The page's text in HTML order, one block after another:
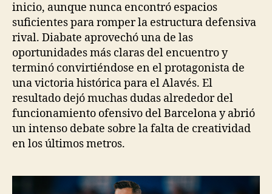
inicio, aunque nunca encontró espacios
suficientes para romper la estructura defensiva
rival. Diabate aprovechó una de las
oportunidades más claras del encuentro y
terminó convirtiéndose en el protagonista de
una victoria histórica para el Alavés. El
resultado dejó muchas dudas alrededor del
funcionamiento ofensivo del Barcelona y abrió
un intenso debate sobre la falta de creatividad
en los últimos metros.